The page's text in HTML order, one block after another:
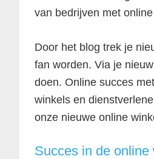
van bedrijven met
Door het blog trek je
fan worden. Via je
doen. Online succes
winkels en
onze nieuwe online
Succes in de online